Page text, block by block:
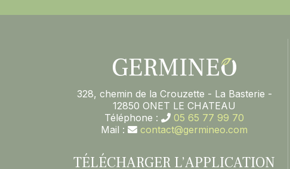
328, chemin de la Crouzette - La Basterie -
12850 ONET LE CHATEAU
Téléphone :
05 65 77 99 70
Mail :
contact@germineo.com
TÉLÉCHARGER L’APPLICATION